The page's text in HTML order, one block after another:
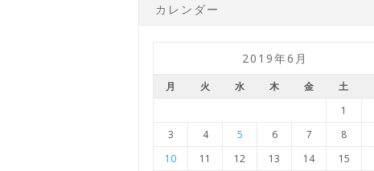
カレンダー
2019年6月
月 火 水 木 金 土
1
3
4 5 6 7 8
10
11 12 13 14 15